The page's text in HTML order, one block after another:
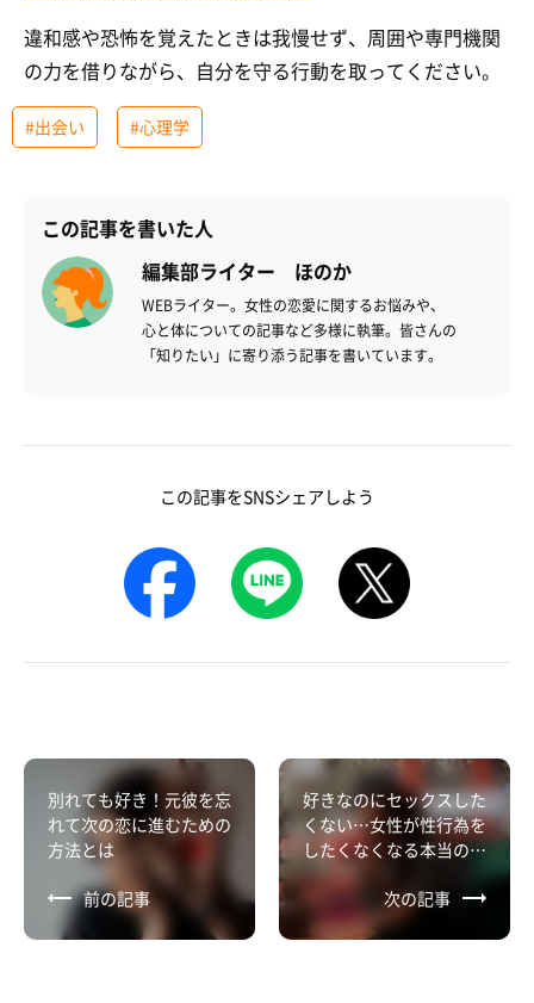
違和感や恐怖を覚えたときは我慢せず、周囲や専門機関
の力を借りながら、自分を守る行動を取ってください。
#出会い #心理学
この記事を書いた人
編集部ライター ほのか
WEBライター。女性の恋愛に関するお悩みや、
心と体についての記事など多様に執筆。皆さんの
「知りたい」に寄り添う記事を書いています。
この記事をSNSシェアしよう
別れても好き！元彼を忘
れて次の恋に進むための
方法とは
前の記事
好きなのにセックスした
くない…女性が性行為を
したくなくなる本当の理
由とは？
次の記事